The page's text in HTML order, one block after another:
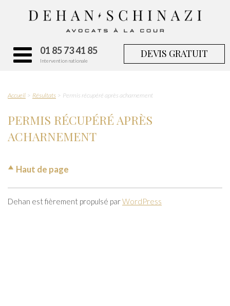
01 85 73 41 85
Intervention nationale
DEVIS GRATUIT
Accueil Résultats Permis récupéré après acharnement
PERMIS RÉCUPÉRÉ APRÈS
ACHARNEMENT
Haut de page
Dehan est fièrement propulsé parWordPress